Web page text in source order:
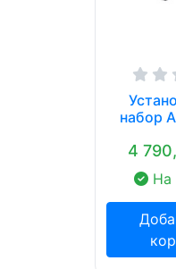
набор
4
На